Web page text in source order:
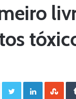
Facebook Twitter LinkedIn StumbleUpon